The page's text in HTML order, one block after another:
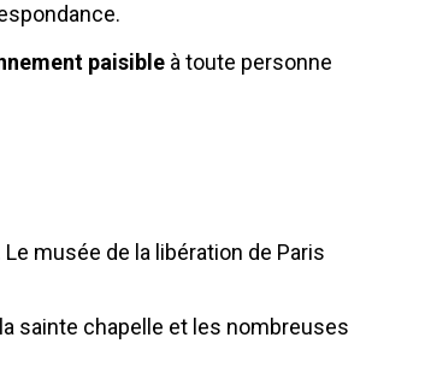
paisibleà toute personne
musée de la libération de Paris
sainte chapelle et les nombreuses